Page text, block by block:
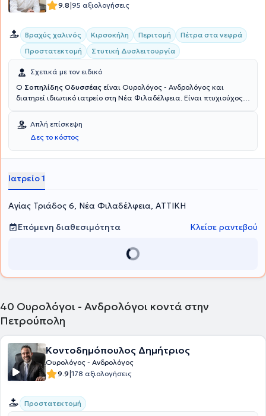
9.8|95 αξιολογήσεις
Βραχύς χαλινός Κιρσοκήλη Περιτομή
Πέτρα στα νεφρά
Προστατεκτομή
Στυτική Δυσλειτουργία
Σχετικά με τον ειδικό
Ο Σοπηλίδης Οδυσσέας είναι Ουρολόγος - Ανδρολόγος και
διατηρεί ιδιωτικό ιατρείο στη Νέα Φιλαδέλφεια. Είναι πτυχιούχος
ειδικεύτηκε στην Ουρολογία στη Β' Πανεπιστημιακή Κλινική του
Γενικού Νοσοκομείου Αττικής "Σισμανόγλειο" και ολοκλήρωσε την
μετεκπαίδευση του στο Λονδίνο. Το ερευνητικό του ενδιαφέρον
εστιάζεται στη Λαπαρασκοπική Χειρουργική, στην Ενουρολογία και
Ελληνικής Ουρολογικής Εταιρείας.
Απλή επίσκεψη
Δες το κόστος
Ιατρείο 1
Αγίας Τριάδος 6, Νέα Φιλαδέλφεια, ΑΤΤΙΚΗ
Επόμενη διαθεσιμότητα
Κλείσε ραντεβού
40 Ουρολόγοι - Ανδρολόγοι κοντά στην
Πετρούπολη
Κοντοδημόπουλος Δημήτριος
Ουρολόγος - Ανδρολόγος
9.9|178 αξιολογήσεις
Προστατεκτομή